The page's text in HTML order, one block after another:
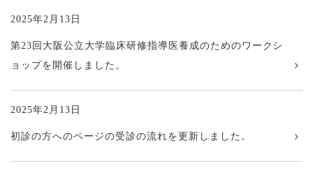
2025年2月13日
第23回大阪公立大学臨床研修指導医養成のためのワークシ
ョップを開催しました。
2025年2月13日
初診の方へのページの受診の流れを更新しました。